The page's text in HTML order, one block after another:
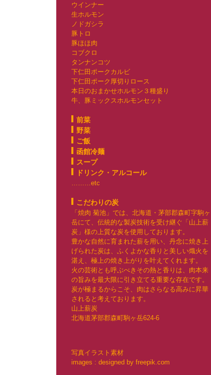
ウインナー
生ホルモン
ノドガシラ
豚トロ
豚ほほ肉
コブクロ
タンナンコツ
下仁田ポークカルビ
下仁田ポーク厚切りロース
本日のおまかせホルモン３種盛り
牛、豚ミックスホルモンセット
前菜
野菜
ご飯
函館冷麺
スープ
ドリンク・アルコール
………etc
こだわりの炭
「焼肉 菊池」では、北海道・茅部郡森町字駒ヶ
岳にて、伝統的な製炭技術を受け継ぐ「山上薪
炭」様の上質な炭を使用しております。
豊かな自然に育まれた薪を用い、丹念に焼き上
げられた炭は、ふくよかな香りと美しい熾火を
湛え、極上の焼き上がりを叶えてくれます。
火の芸術とも呼ぶべきその熱と香りは、肉本来
の旨みを最大限に引き立てる重要な存在です。
炭が極まるからこそ、肉はさらなる高みに昇華
されると考えております。
山上薪炭
北海道茅部郡森町駒ヶ岳624-6
写真イラスト素材
images : designed by freepik.com